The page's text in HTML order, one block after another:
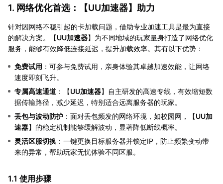
1. 网络优化首选：【UU加速器】助力
针对因网络不稳引起的卡加载问题，借助专业加速工具是最为直接
的解决方案。【UU加速器】为不同地域的玩家量身打造了网络优化
服务，能够有效降低连接延迟，提升加载效率。其有以下优势：
免费试用 ：可参与免费试用，亲身体验其卓越加速效能，让网络
速度即刻飞升。
专属高速通道 ：【UU加速器】自主研发的高速专线，有效缩短数
据传输路径，减少延迟，特别适合远离服务器的玩家。
丢包与波动防护 ：面对丢包频发的网络环境，如校园网，【UU加
速器】的稳定机制能够缓解波动，显著降低断线概率。
灵活区服切换 ：一键更换目标服务器并锁定IP，防止频繁变动带
来的异常，帮助玩家无忧体验不同区服。
1.1 使用步骤